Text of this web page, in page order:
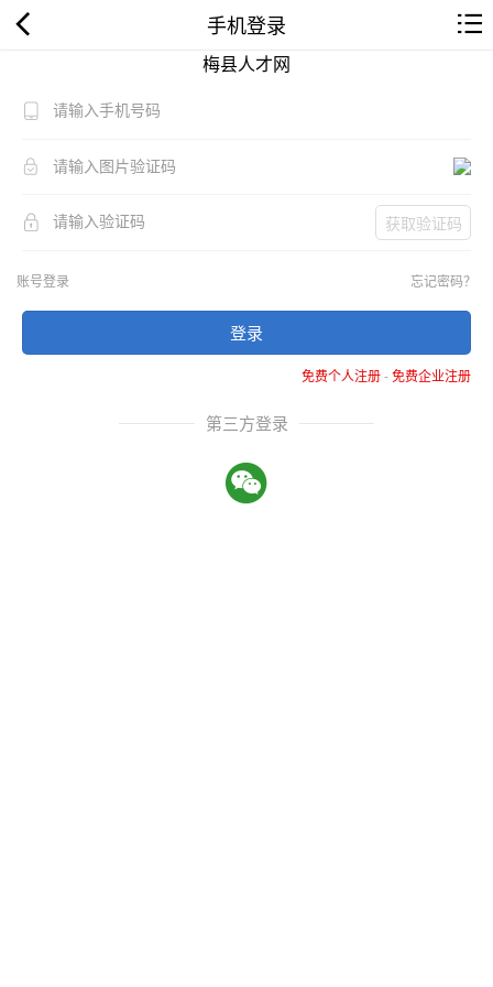
手机登录
梅县人才网
获取验证码
账号登录 忘记密码？
登录
免费个人注册-免费企业注册
第三方登录